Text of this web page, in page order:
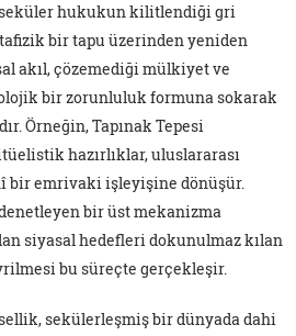
hukukun kilitlendiği gri
bir tapu üzerinden yeniden
akıl, çözemediği mülkiyet ve
bir zorunluluk formuna sokarak
Örneğin, Tapınak Tepesi
hazırlıklar, uluslararası
bir emrivaki işleyişine dönüşür.
bir üst mekanizma
siyasal hedefleri dokunulmaz kılan
bu süreçte gerçekleşir.
sekülerleşmiş bir dünyada dahi